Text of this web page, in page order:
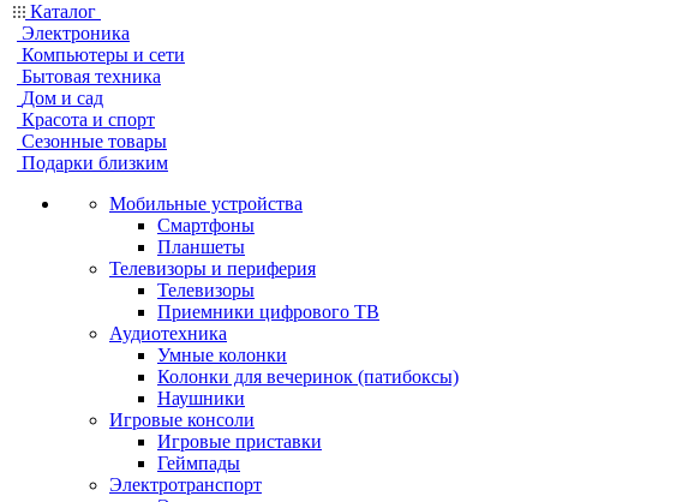
Каталог
Электроника
Компьютеры и сети
Бытовая техника
Дом и сад
Красота и спорт
Сезонные товары
Подарки близким
Мобильные устройства
Смартфоны
Планшеты
Телевизоры и периферия
Телевизоры
Приемники цифрового ТВ
Аудиотехника
Умные колонки
Колонки для вечеринок (патибоксы)
Наушники
Игровые консоли
Игровые приставки
Геймпады
Электротранспорт